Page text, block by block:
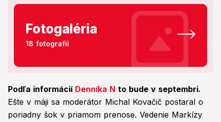
Fotogaléria
18 fotografií
Podľa informácií Denníka N to bude v septembri.
Ešte v máji sa moderátor Michal Kovačič postaral o
poriadny šok v priamom prenose. Vedenie Markízy